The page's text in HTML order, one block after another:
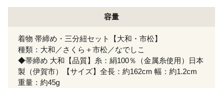
容量
着物 帯締め・三分紐セット【大和・市松】
種類：大和／さくら＋市松／なでしこ
◆帯締め 大和【品質】糸：絹100％（金属糸使用）日本
製（伊賀市）【サイズ】全長：約162cm 幅：約1.2cm
重量：約45g